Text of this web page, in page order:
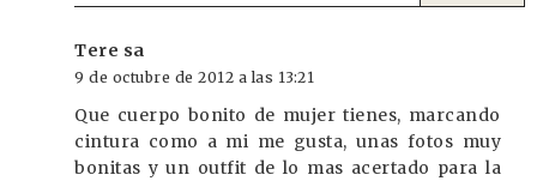
Tere sa
9 de octubre de 2012 a las 13:21
Que cuerpo bonito de mujer tienes, marcando
cintura como a mi me gusta, unas fotos muy
bonitas y un outfit de lo mas acertado para la